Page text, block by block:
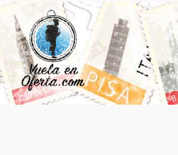
Saltar
contenido